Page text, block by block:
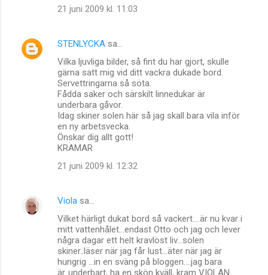
21 juni 2009 kl. 11:03
STENLYCKA sa…
Vilka ljuvliga bilder, så fint du har gjort, skulle
gärna satt mig vid ditt vackra dukade bord.
Servettringarna så söta.
Fådda saker och särskilt linnedukar är
underbara gåvor.
Idag skiner solen här så jag skall bara vila inför
en ny arbetsvecka.
Önskar dig allt gott!
KRAMAR
21 juni 2009 kl. 12:32
Viola sa…
Vilket härligt dukat bord så vackert....är nu kvar i
mitt vattenhålet...endast Otto och jag och lever
några dagar ett helt kravlöst liv...solen
skiner..läser när jag får lust...äter när jag är
hungrig ...in en sväng på bloggen....jag bara
är..underbart, ha en skön kväll, kram VIOLAN